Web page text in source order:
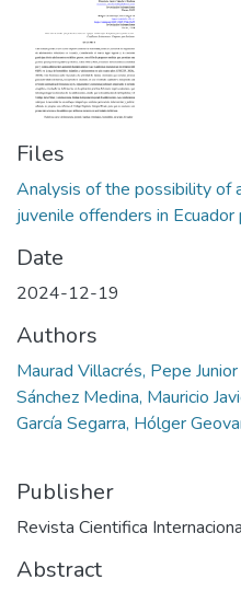
Files
Analysis of the possibility of
juvenile offenders in Ecuador
Date
2024-12-19
Authors
Maurad Villacrés, Pepe
Sánchez Medina, Mauricio
García Segarra, Hólger
Publisher
Revista Cientifica
Abstract